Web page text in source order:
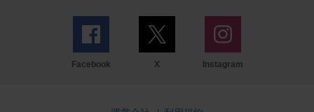
Facebook X Instagram